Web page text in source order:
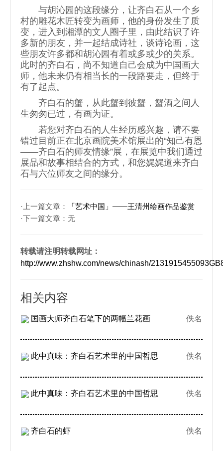
与胡沁园的这段缘分，让齐白石从一个乡
村的雕花木匠转变为画师，他的身份发生了质
变，进入到湘潭的文人圈子里，由此结识了许
多新的朋友，并一起结成诗社，谈诗论画，这
些朋友许多都和胡沁园有着或多或少的关系。
此时的齐白石，尚不知道自己会成为中国画大
师，他未来仍有相当长的一段路要走，但终于
有了起点。
齐白石的蟹，从此蟹到彼蟹，蟹酒之间人
生匆匆已过，有画为证。
若您对齐白石的人生经历感兴趣，请不要
错过目前正在北京画院美术馆展出的“知己有恩
——齐白石的师友情缘”展，在展览中我们通过
展品和故事相结合的方式，和您娓娓道来齐白
石与六位师友之间的缘分。
·上一篇文章：
「艺术中国」——王清州绘画作品鉴赏
·下一篇文章：无
转载请注明转载网址：
http://www.zhshw.com/news/chinash/
相关内容
国画大师齐白石笔下的两幅兰花画 佚名
此中真味：齐白石艺术里的中国哲思 佚名
此中真味：齐白石艺术里的中国哲思 佚名
齐白石的虾 佚名